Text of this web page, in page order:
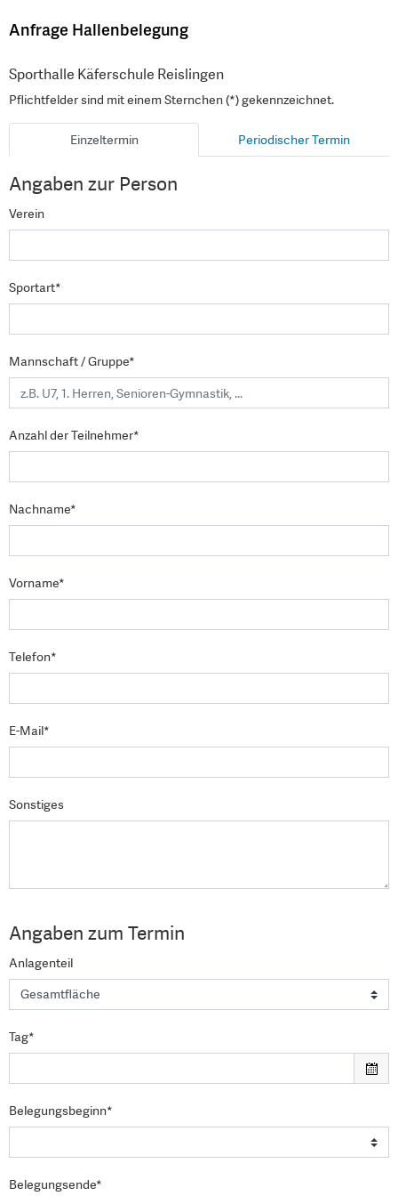
Anfrage Hallenbelegung
Sporthalle Käferschule Reislingen
Pflichtfelder sind mit einem Sternchen (*) gekennzeichnet.
Einzeltermin Periodischer Termin
Angaben zur Person
Verein
Sportart*
Mannschaft / Gruppe*
Anzahl der Teilnehmer*
Nachname*
Vorname*
Telefon*
E-Mail*
Sonstiges
Angaben zum Termin
Anlagenteil
Tag*
Belegungsbeginn*
Belegungsende*